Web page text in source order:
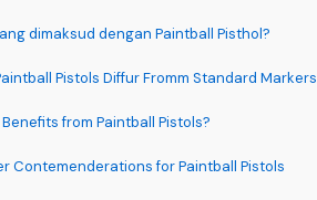
dimaksud dengan Paintball Pisthol?
Pistols Diffur Fromm Standard Markers
from Paintball Pistols?
Contemenderations for Paintball Pistols